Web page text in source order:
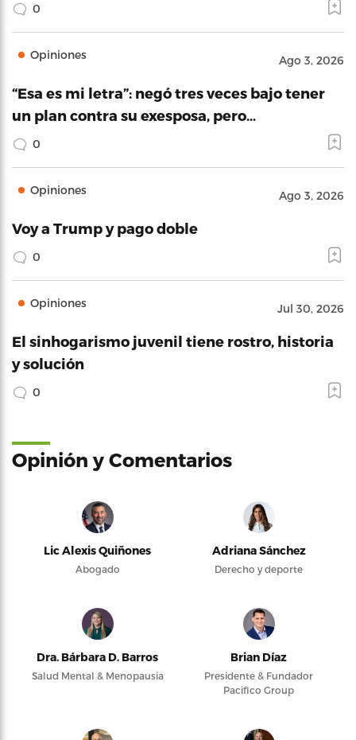
0
Opiniones Ago 3, 2026
“Esa es mi letra”: negó tres veces bajo tener
un plan contra su exesposa, pero…
0
Opiniones Ago 3, 2026
Voy a Trump y pago doble
0
Opiniones Jul 30, 2026
El sinhogarismo juvenil tiene rostro, historia
y solución
0
Opinión y Comentarios
Lic Alexis Quiñones
Abogado
Adriana Sánchez
Derecho y deporte
Dra. Bárbara D. Barros
Salud Mental & Menopausia
Brian Díaz
Presidente & Fundador
Pacifico Group